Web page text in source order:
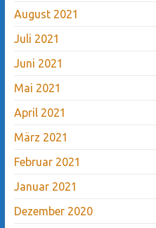
August 2021
Juli 2021
Juni 2021
Mai 2021
April 2021
März 2021
Februar 2021
Januar 2021
Dezember 2020